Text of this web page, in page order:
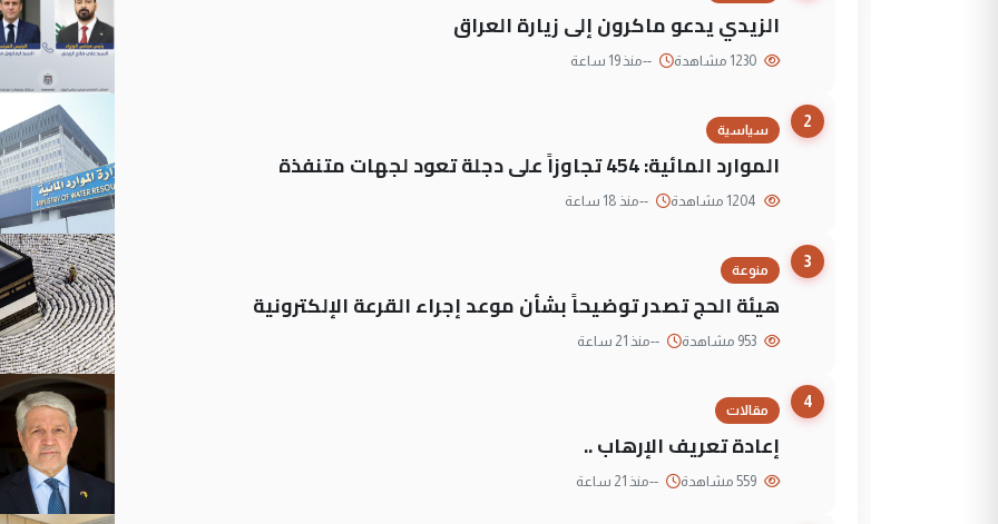
الزيدي يدعو ماكرون إلى زيارة العراق
--منذ 19 ساعة
2
سياسية
الموارد المائية: 454 تجاوزاً على دجلة تعود لجهات متنفذة
--منذ 18 ساعة
3
منوعة
هيئة الحج تصدر توضيحاً بشأن موعد إجراء القرعة الإلكترونية
--منذ 21 ساعة
4
مقالات
إعادة تعريف الإرهاب ..
--منذ 21 ساعة